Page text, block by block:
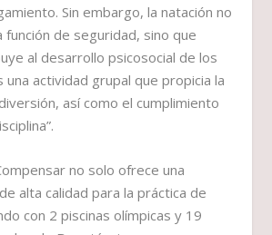
Sin embargo, la natación no
función de seguridad, sino que
al desarrollo psicosocial de los
una actividad grupal que propicia la
así como el cumplimiento
no solo ofrece una
alta calidad para la práctica de
con 2 piscinas olímpicas y 19